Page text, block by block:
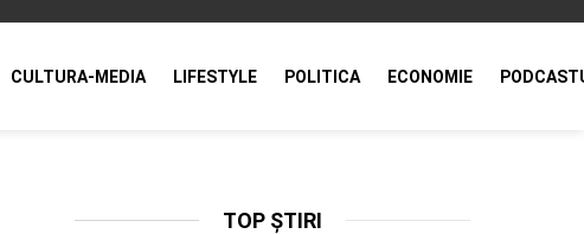
CULTURA-MEDIA LIFESTYLE POLITICA ECONOMIE
TOP ȘTIRI